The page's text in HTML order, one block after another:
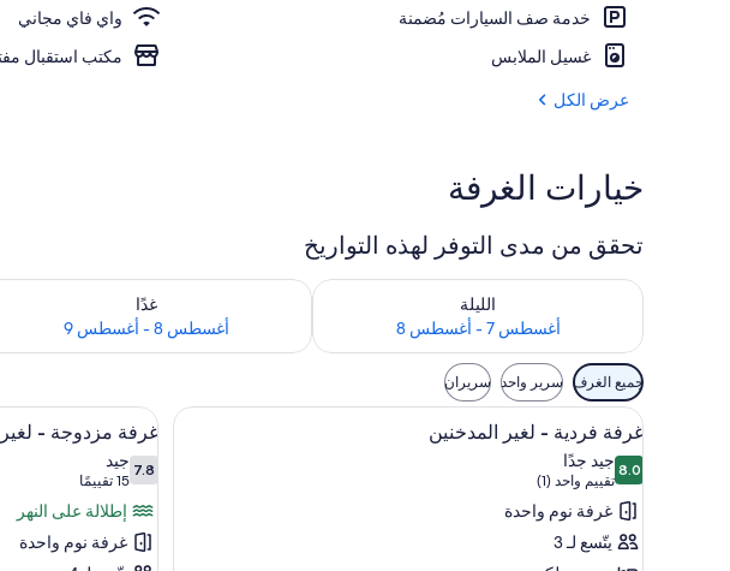
خدمة صف السيارات مُضمنة
واي فاي مجاني
غسيل الملابس
مكتب استقبال
عرض الكل
خيارات الغرفة
تحقق من مدى التوفر لهذه التواريخ
الليلة
أغسطس 7 - أغسطس 8
تحقق من مدى التوفر لليلة للفترة أغسطس 7 - أغسطس 8
غدًا
أغسطس 8 - أغسطس 9
تحقق من مدى التوفر لغد للفترة أغسطس 8 -
عوامل
التصفية
المتاحة
للغرف
جميع الغرف سرير واحد سريران
استعراض
جميع
صور
غرفة
فردية
-
6
غرفة فردية - لغير المدخنين
8.08.0 من 10
جيد جدًا
تقييم واحد (1)
(تقييم
واحد
غرفة نوم واحدة
يتّسع لـ 3
استعراض
جميع
صور
غرفة
مزدوجة
-
6
غرفة مزدوجة - لغير
7.87.8 من 10
جيد
15 تقييمًا(15
تقييمًا)
إطلالة على النهر
غرفة نوم واحدة